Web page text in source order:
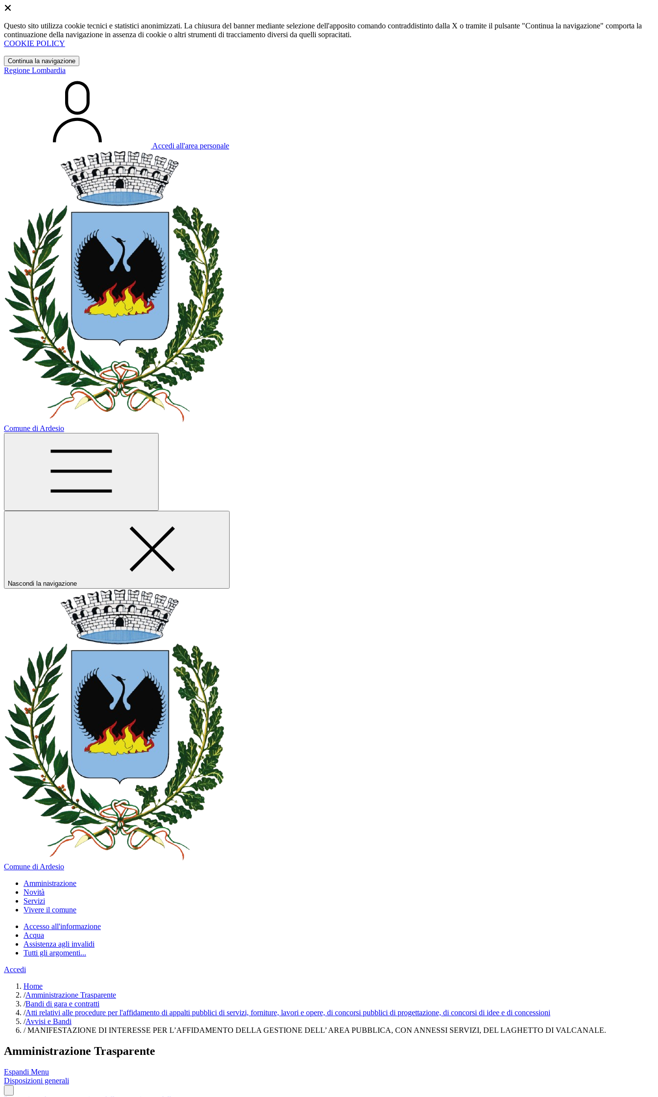
Questo sito utilizza cookie tecnici e statistici anonimizzati. La chiusura del banner mediante selezione dell'apposito comando contraddistinto dalla X o tramite il pulsante "Continua la navigazione" comporta la
continuazione della navigazione in assenza di cookie o altri strumenti di tracciamento diversi da quelli sopracitati.
COOKIE POLICY
Continua la navigazione
Regione Lombardia
Accedi all'area personale
Comune di Ardesio
Nascondi la navigazione
Comune di Ardesio
Amministrazione
Novità
Servizi
Vivere il comune
Accesso all'informazione
Acqua
Assistenza agli invalidi
Tutti gli argomenti...
Accedi
Home
/Amministrazione Trasparente
/Bandi di gara e contratti
/Atti relativi alle procedure per l'affidamento di appalti pubblici di servizi, forniture, lavori e opere, di concorsi pubblici di progettazione, di concorsi di idee e di concessioni
/Avvisi e Bandi
/MANIFESTAZIONE DI INTERESSE PER L’AFFIDAMENTO DELLA GESTIONE DELL’ AREA PUBBLICA, CON ANNESSI SERVIZI, DEL LAGHETTO DI VALCANALE.
Amministrazione Trasparente
Espandi Menu
Disposizioni generali